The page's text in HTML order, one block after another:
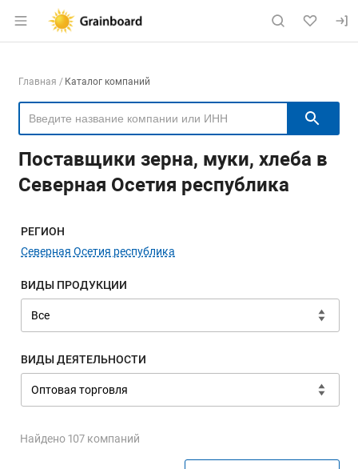
Раздел навигации по сайту
Навигация по компаниям
Главная Каталог компаний
Поставщики зерна, муки, хлеба в
Северная Осетия республика
Меню навигации
РЕГИОН
Северная Осетия республика
ВИДЫ ПРОДУКЦИИ
ВИДЫ ДЕЯТЕЛЬНОСТИ
Найдено 107 компаний